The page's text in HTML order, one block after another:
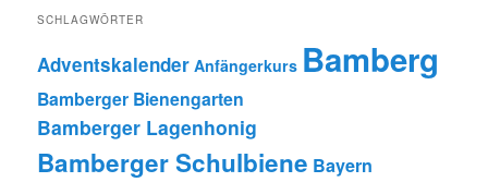
SCHLAGWÖRTER
Adventskalender Anfängerkurs Bamberg
Bamberger Bienengarten
Bamberger Lagenhonig
Bamberger Schulbiene Bayern